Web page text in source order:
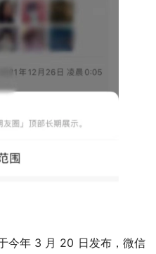
今年 3 月 20 日发布，微信